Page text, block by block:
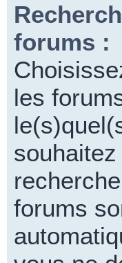
forums :
les
forums